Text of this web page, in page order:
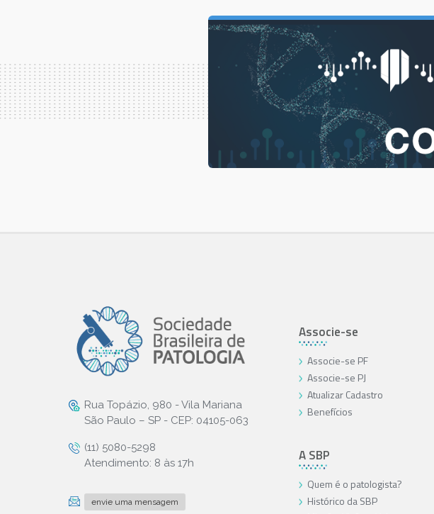
Rua Topázio, 980 - Vila Mariana
São Paulo – SP - CEP: 04105-063
(11) 5080-5298
Atendimento: 8 às 17h
envie uma mensagem
Associe-se
Associe-se PF
Associe-se PJ
Atualizar Cadastro
Benefícios
A SBP
Quem é o patologista?
Histórico da SBP